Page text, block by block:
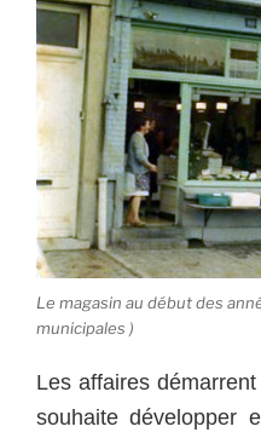
Le magasin au début des
municipales )
Les affaires
souhaite développer